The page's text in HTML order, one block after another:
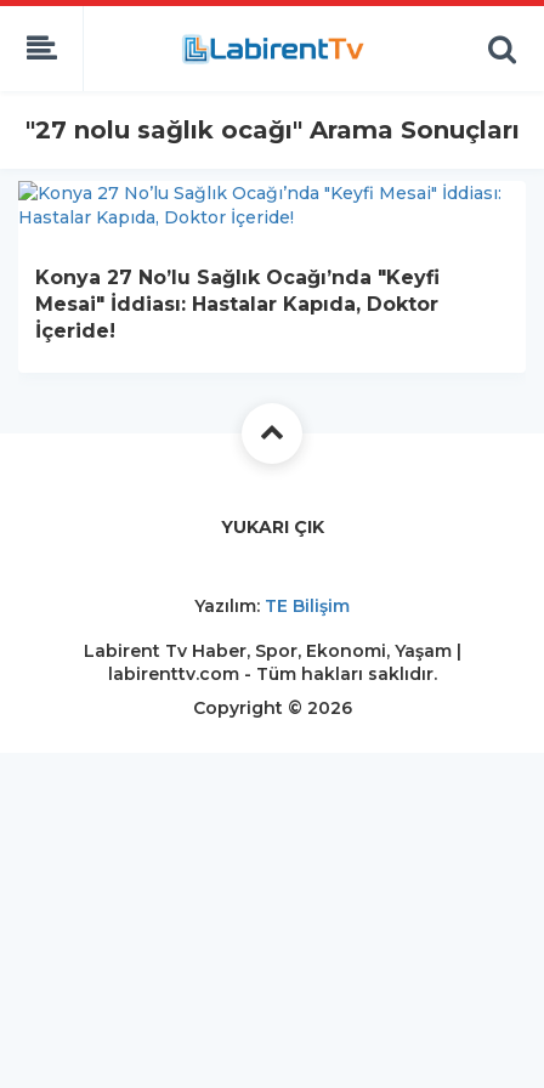
"27 nolu sağlık ocağı" Arama Sonuçları
Konya 27 No’lu Sağlık Ocağı’nda "Keyfi
Mesai" İddiası: Hastalar Kapıda, Doktor
İçeride!
YUKARI ÇIK
Yazılım: TE Bilişim
Labirent Tv Haber, Spor, Ekonomi, Yaşam |
labirenttv.com - Tüm hakları saklıdır.
Copyright © 2026